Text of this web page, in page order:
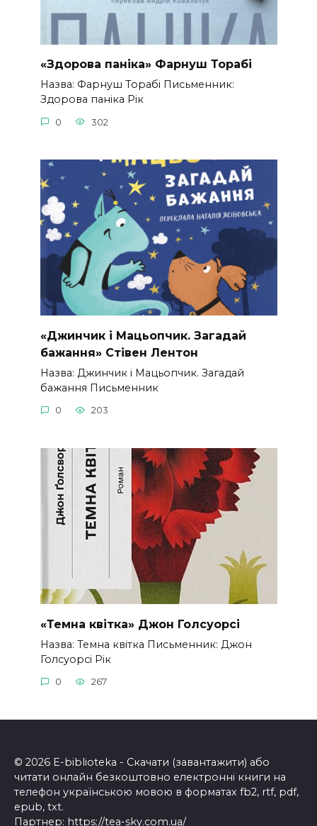
«Здорова паніка» Фарнуш Торабі
Назва: Фарнуш Торабі Письменник:
Здорова паніка Рік
0 302
«Джинчик і Мацьопчик. Загадай
бажання» Стівен Лентон
Назва: Джинчик і Мацьопчик. Загадай
бажання Письменник
0 203
«Темна квітка» Джон Голсуорсі
Назва: Темна квітка Письменник: Джон
Голсуорсі Рік
0 267
© 2026 E-biblioteka - Скачати (завантажити) або
читати онлайн безкоштовно електронні книги на
телефон українською мовою в форматах fb2, rtf, pdf,
epub, txt.
Партнер: https://tea-sky.com.ua/